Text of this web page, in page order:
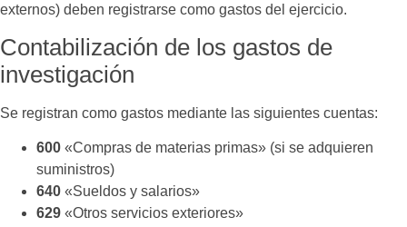
externos) deben registrarse como gastos del ejercicio.
Contabilización de los gastos de
investigación
Se registran como gastos mediante las siguientes cuentas:
600 «Compras de materias primas» (si se adquieren
suministros)
640 «Sueldos y salarios»
629 «Otros servicios exteriores»